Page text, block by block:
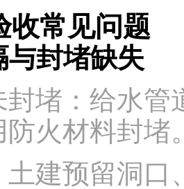
收常见问题
与封堵缺失
封堵：给水管
火材料封堵
土建预留洞